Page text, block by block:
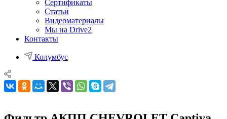
Сертификаты
Статьи
Видеоматериалы
Мы на Drive2
Контакты
Колумбус